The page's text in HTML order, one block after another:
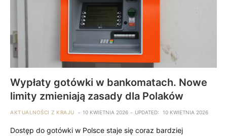
Wypłaty gotówki w bankomatach. Nowe
limity zmieniają zasady dla Polaków
AKTUALNOŚCI Z KRAJU 10 KWIETNIA 2026 UPDATED: 10 KWIETNIA 2026
Dostęp do gotówki w Polsce staje się coraz bardziej